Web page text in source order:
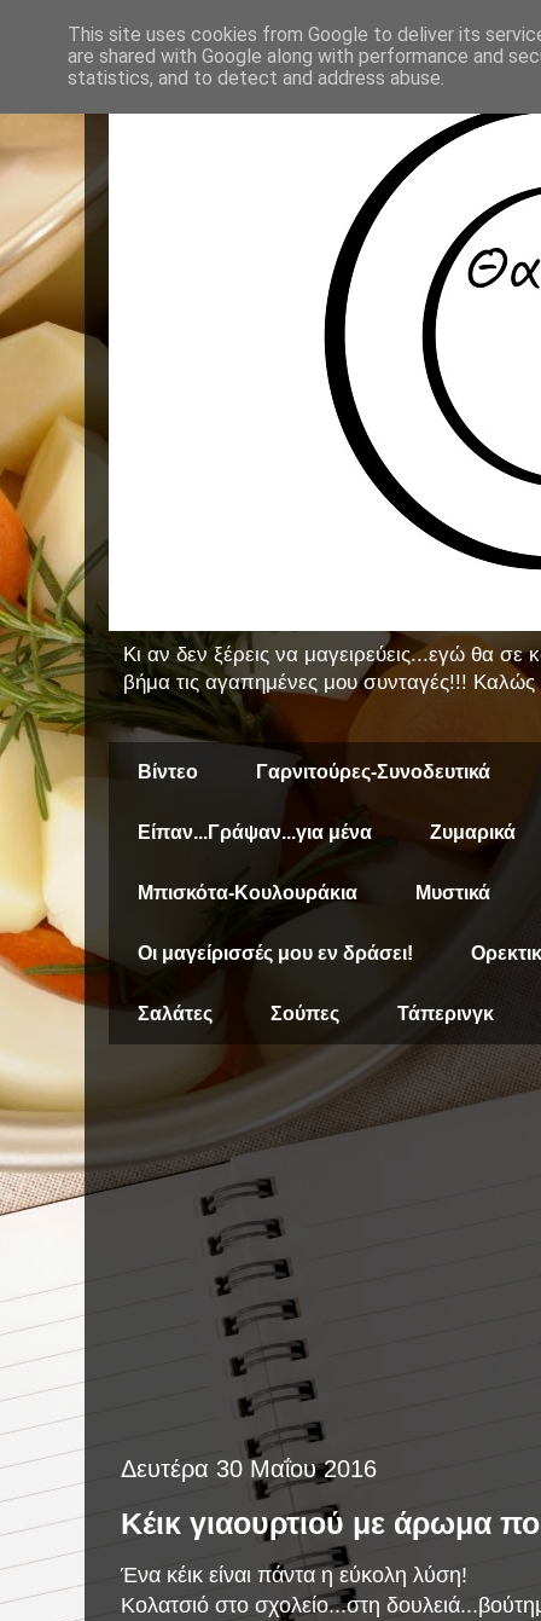
Κι αν δεν ξέρεις να μαγειρεύεις...εγώ θα
βήμα τις αγαπημένες μου συνταγές!!! Καλώς
Βίντεο Γαρνιτούρες-Συνοδευτικά
Είπαν...Γράψαν...για μένα Ζυμαρικά
Μπισκότα-Κουλουράκια Μυστικά
Οι μαγείρισσές μου εν δράσει!
Σαλάτες Σούπες Τάπερινγκ
Δευτέρα 30 Μαΐου 2016
Κέικ γιαουρτιού με άρωμα
Ένα κέικ είναι πάντα η εύκολη λύση!
Κολατσιό στο σχολείο...στη
This site uses cookies from Google to deliver its
are shared with Google along with performance and
statistics, and to detect and address abuse.